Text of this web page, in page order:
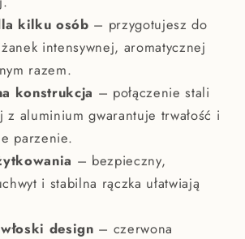
kilku osób – przygotujesz do
intensywnej, aromatycznej
razem.
konstrukcja – połączenie stali
z aluminium gwarantuje trwałość i
parzenie.
– bezpieczny,
i stabilna rączka ułatwiają
design – czerwona